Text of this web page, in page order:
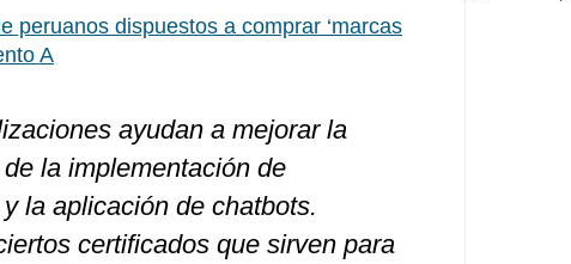
peruanos dispuestos a comprar ‘marcas
A
ayudan a mejorar la
la implementación de
la aplicación de chatbots.
certificados que sirven para